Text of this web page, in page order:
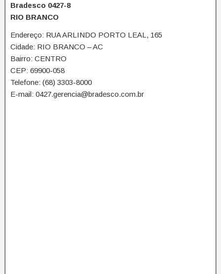
Bradesco 0427-8
RIO BRANCO
Endereço: RUA ARLINDO PORTO LEAL, 165
Cidade: RIO BRANCO – AC
Bairro: CENTRO
CEP: 69900-058
Telefone: (68) 3303-8000
E-mail: 0427.gerencia@bradesco.com.br